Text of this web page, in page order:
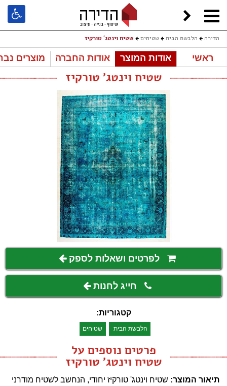
הדירה הלבשת הבית שטיחים שטיח וינטג' טורקיז
ראשי אודות המוצר אודות החברה מוצרים
שטיח וינטג' טורקיז
לפרטים ושאלות לספק
חייג לחנות
קטגוריות:
הלבשת הבית שטיחים
פרטים נוספים על
שטיח וינטג' טורקיז
תיאור המוצר: שטיח וינטג' טורקיז יחודי, הנחשב לשטיח מודרני